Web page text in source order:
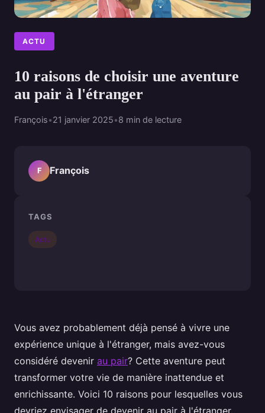
ACTU
10 raisons de choisir une aventure
au pair à l'étranger
François•21 janvier 2025•8 min de lecture
Vous avez probablement déjà pensé à vivre une
expérience unique à l'étranger, mais avez-vous
considéré devenir au pair? Cette aventure peut
transformer votre vie de manière inattendue et
enrichissante. Voici 10 raisons pour lesquelles vous
F François
TAGS
Actu